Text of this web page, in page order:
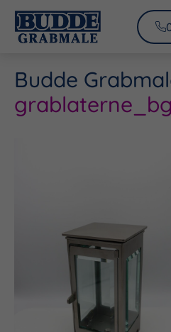
Budde